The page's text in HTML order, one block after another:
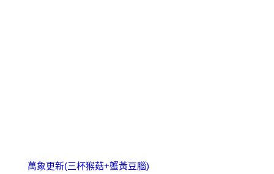
萬象更新(三杯猴菇+蟹黃豆腦)